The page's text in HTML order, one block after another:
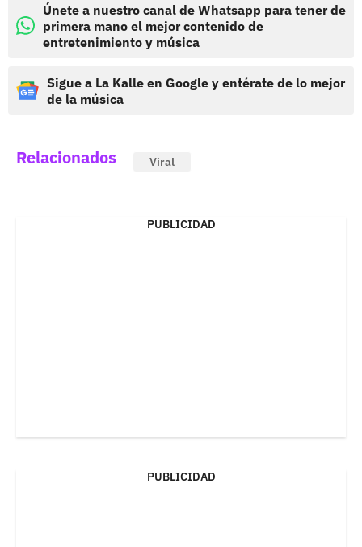
Únete a nuestro canal de Whatsapp para tener de
primera mano el mejor contenido de
entretenimiento y música
Sigue a La Kalle en Google y entérate de lo mejor
de la música
Relacionados Viral
PUBLICIDAD
PUBLICIDAD